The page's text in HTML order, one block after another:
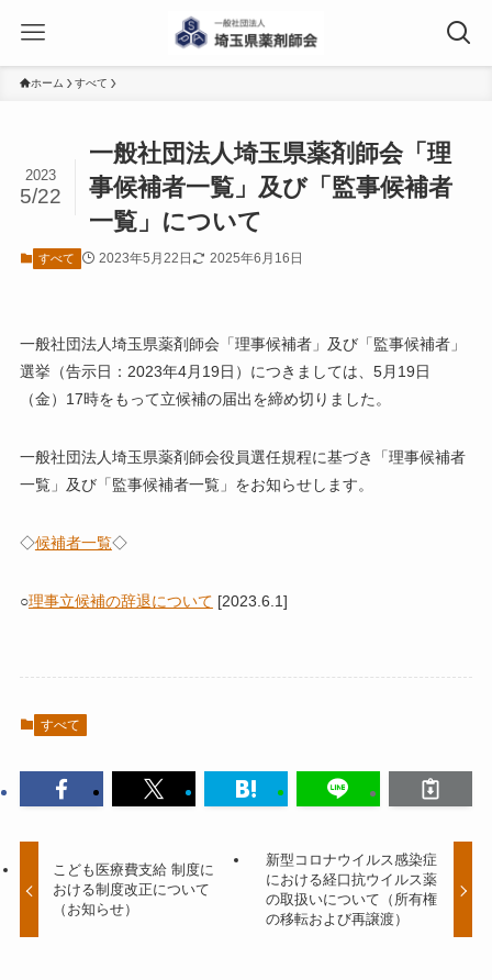
ホーム すべて
一般社団法人埼玉県薬剤師会「理
事候補者一覧」及び「監事候補者
一覧」について
2023
5/22
すべて 2023年5月22日 2025年6月16日
一般社団法人埼玉県薬剤師会「理事候補者」及び「監事候補者」
選挙（告示日：2023年4月19日）につきましては、5月19日
（金）17時をもって立候補の届出を締め切りました。
一般社団法人埼玉県薬剤師会役員選任規程に基づき「理事候補者
一覧」及び「監事候補者一覧」をお知らせします。
◇候補者一覧◇
○理事立候補の辞退について [2023.6.1]
すべて
こども医療費支給 制度に
おける制度改正について
（お知らせ）
新型コロナウイルス感染症
における経口抗ウイルス薬
の取扱いについて（所有権
の移転および再譲渡）